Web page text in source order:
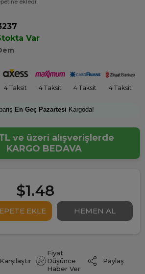
ekledi!
Var
4 Taksit 4 Taksit 4 Taksit 4 Taksit
En Geç Pazartesi Kargoda!
ve üzeri alışverişlerde
KARGO BEDAVA
$1.48
Karşılaştır
Fiyat
Düşünce
Haber Ver
Paylaş